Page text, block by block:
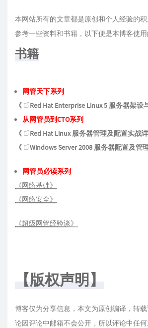
本网站所有的文章都是原创和个人经验的
参考一些资料和书籍，以下便是本博客使用
书籍
网管天下系列
《
Red Hat Enterprise Linux 5 服务器架设
从网管员到CTO系列
《
Red Hat Linux 服务器管理及配置实战
《
Windows Server 2008 服务器配置及管
网管员必读系列
《网络基础》
《网络安全》
《超级网管经验谈》
【版权声明】
博客仅为分享信息，本文为原创编译，转
论因评论中邮箱不会公开，所以评论中任